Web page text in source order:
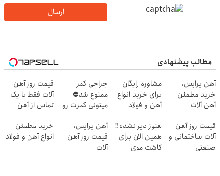
ارسال
مطالب پیشنهادی
آهن پرایس،
خرید مطمئن
آهن آلات
مشاوره رایگان
برای خرید انواع
آهن و فولاد
جراحی کمر
ممنوع شد⛔
میتونی کمرت رو
کنی! 👈🏻
پرسش‌نامه
قیمت روز آهن
آلات فقط با یک
تماس از آهن
قیمت روز آهن
آلات ساختمانی و
صنعتی
هنوز دیر نشده‼️
همین الان برای
کاشت موی
آهن پرایس،
قیمت روز آهن
آلات
خرید مطمئن
انواع آهن و فولاد